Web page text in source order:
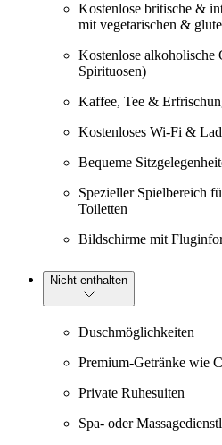
Kostenlose britische &
mit vegetarischen &
Kostenlose alkoholische
Spirituosen)
Kaffee, Tee &
Kostenloses Wi-Fi &
Bequeme
Spezieller Spielbereich
Toiletten
Bildschirme mit
Nicht enthalten
Duschmöglichkeiten
Premium-Getränke wie
Private Ruhesuiten
Spa- oder